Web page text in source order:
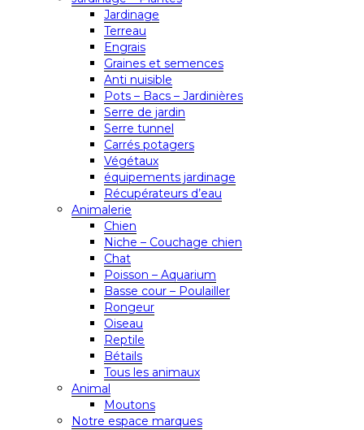
Jardinage
Terreau
Engrais
Graines et semences
Anti nuisible
Pots – Bacs – Jardinières
Serre de jardin
Serre tunnel
Carrés potagers
Végétaux
équipements jardinage
Récupérateurs d’eau
Animalerie
Chien
Niche – Couchage chien
Chat
Poisson – Aquarium
Basse cour – Poulailler
Rongeur
Oiseau
Reptile
Bétails
Tous les animaux
Animal
Moutons
Notre espace marques